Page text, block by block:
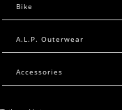
Women
Women Sweats
Bike
Bike
A.L.P. Outerwear
Accessories